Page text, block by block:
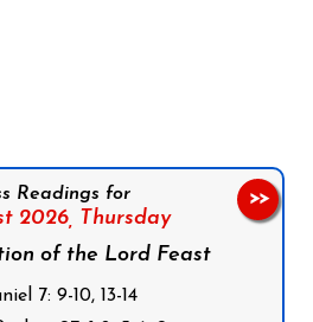
Readings for
2026, Thursday
of the Lord Feast
7: 9-10, 13-14
>>